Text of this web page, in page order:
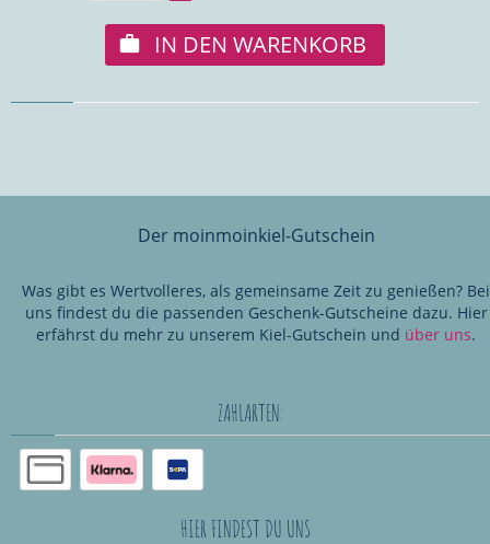
IN DEN WARENKORB
Der moinmoinkiel-Gutschein
Was gibt es Wertvolleres, als gemeinsame Zeit zu genießen? Bei
uns findest du die passenden Geschenk-Gutscheine dazu. Hier
erfährst du mehr zu unserem Kiel-Gutschein und über uns.
ZAHLARTEN:
HIER FINDEST DU UNS